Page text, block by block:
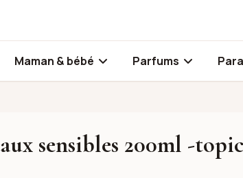
Maman & bébé Parfums
sensibles 200ml -